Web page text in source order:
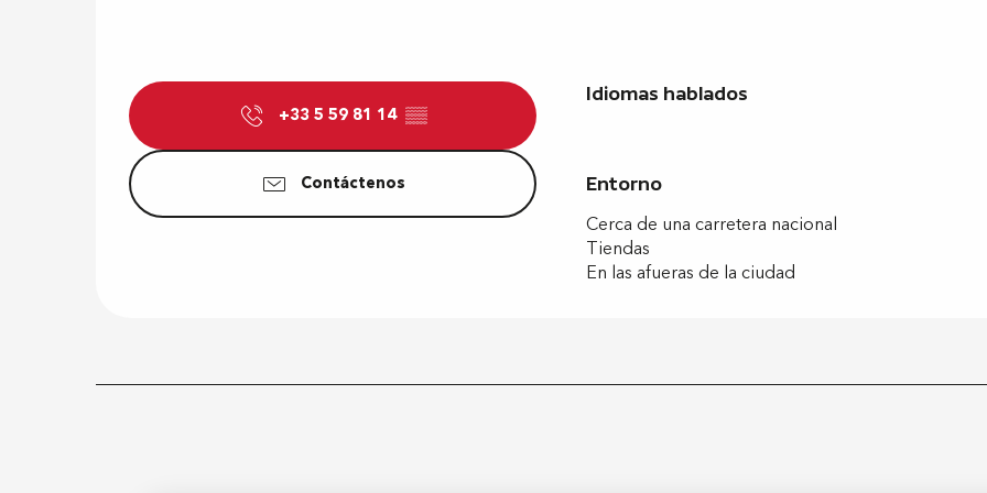
+33 5 59 81 14 ▒▒
Contáctenos
Idiomas hablados
Idiomas hablados
Entorno
Entorno
Cerca de una carretera nacional
Tiendas
En las afueras de la ciudad